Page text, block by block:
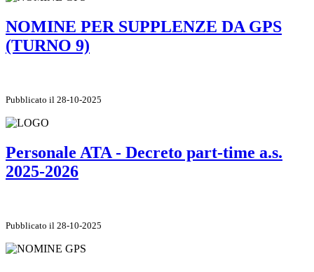
NOMINE PER SUPPLENZE DA GPS
(TURNO 9)
Pubblicato il 28-10-2025
Personale ATA - Decreto part-time a.s.
2025-2026
Pubblicato il 28-10-2025